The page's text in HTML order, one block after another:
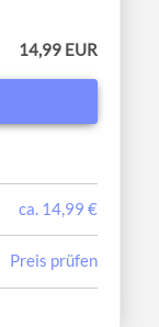
14,99 EUR
ca. 14,99 €
Preis prüfen